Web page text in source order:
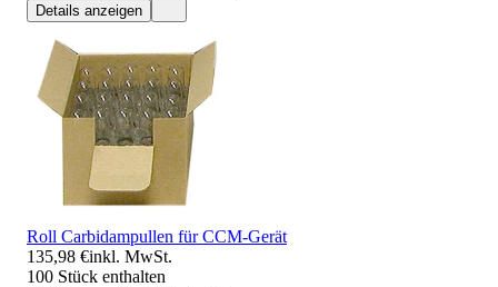
Details anzeigen
Roll Carbidampullen für CCM-Gerät
135,98 €inkl. MwSt.
100 Stück enthalten